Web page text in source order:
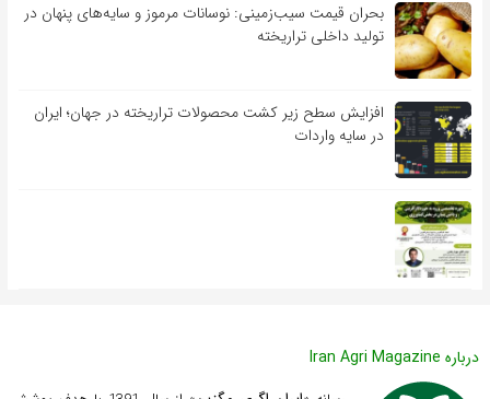
بحران قیمت سیب‌زمینی: نوسانات مرموز و سایه‌های پنهان در
تولید داخلی تراریخته
افزایش سطح زیر کشت محصولات تراریخته در جهان؛ ایران
در سایه واردات
درباره Iran Agri Magazine